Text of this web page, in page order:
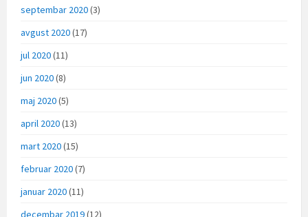
septembar 2020(3)
avgust 2020(17)
jul 2020(11)
jun 2020(8)
maj 2020(5)
april 2020(13)
mart 2020(15)
februar 2020(7)
januar 2020(11)
decembar 2019(12)